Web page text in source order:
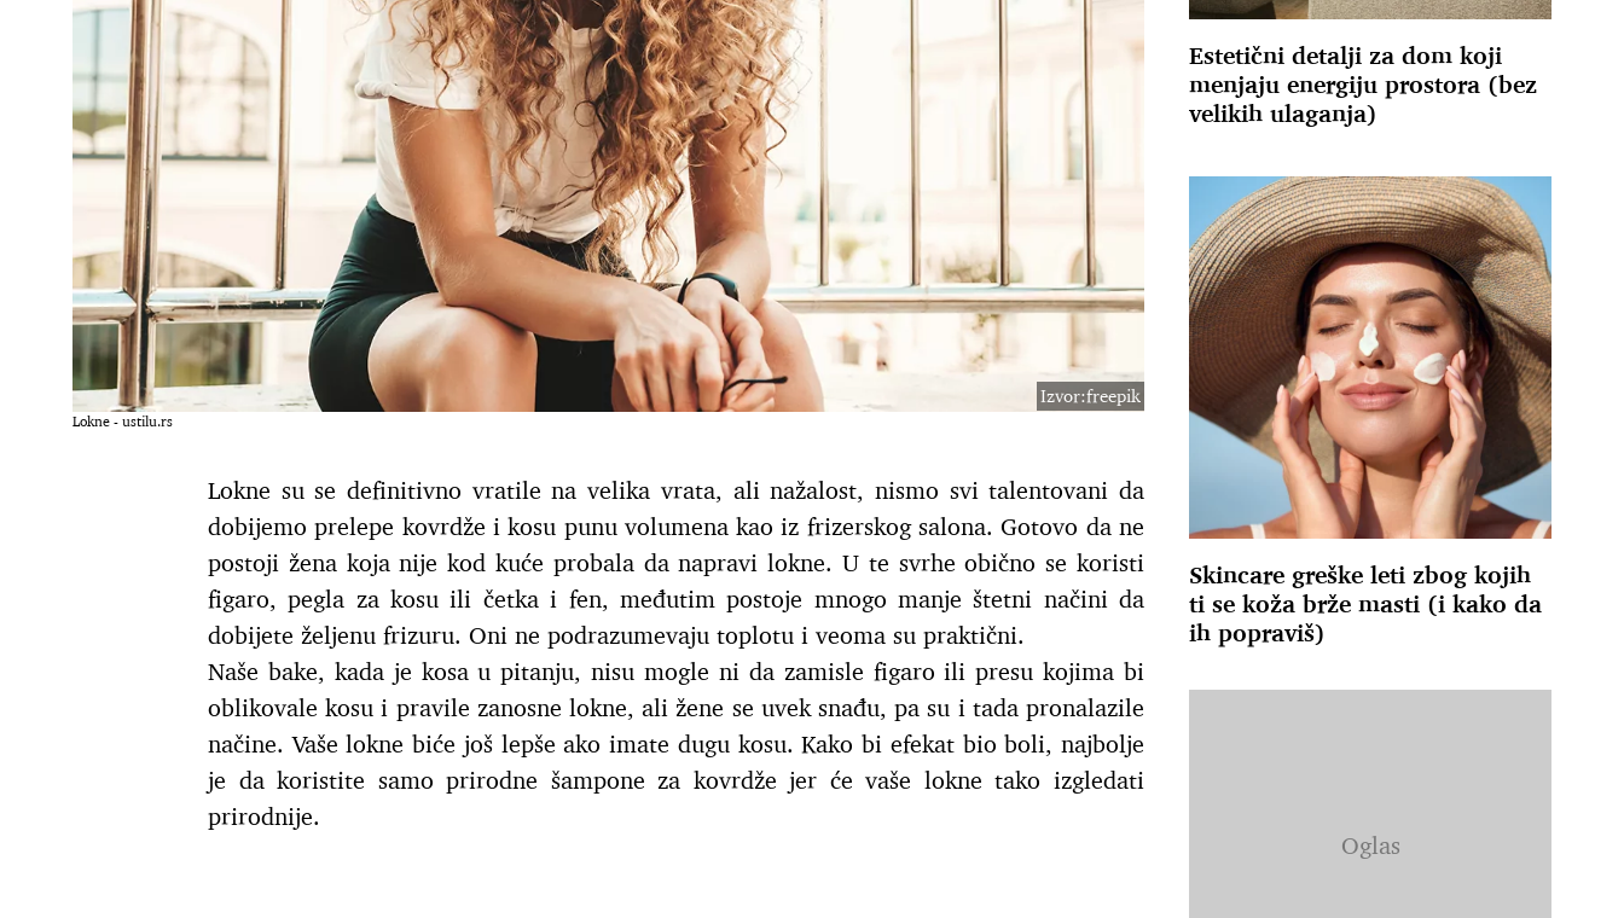
Lokne - ustilu.rs
Izvor:freepik
Lokne su se definitivno vratile na velika vrata, ali nažalost, nismo svi talentovani da
dobijemo prelepe kovrdže i kosu punu volumena kao iz frizerskog salona. Gotovo da ne
postoji žena koja nije kod kuće probala da napravi lokne. U te svrhe obično se koristi
figaro, pegla za kosu ili četka i fen, međutim postoje mnogo manje štetni načini da
dobijete željenu frizuru. Oni ne podrazumevaju toplotu i veoma su praktični.
Naše bake, kada je kosa u pitanju, nisu mogle ni da zamisle figaro ili presu kojima bi
oblikovale kosu i pravile zanosne lokne, ali žene se uvek snađu, pa su i tada pronalazile
načine. Vaše lokne biće još lepše ako imate dugu kosu. Kako bi efekat bio boli, najbolje
je da koristite samo prirodne šampone za kovrdže jer će vaše lokne tako izgledati
prirodnije.
Estetični detalji za dom koji
menjaju energiju prostora (bez
velikih ulaganja)
Skincare greške leti zbog kojih
ti se koža brže masti (i kako da
ih popraviš)